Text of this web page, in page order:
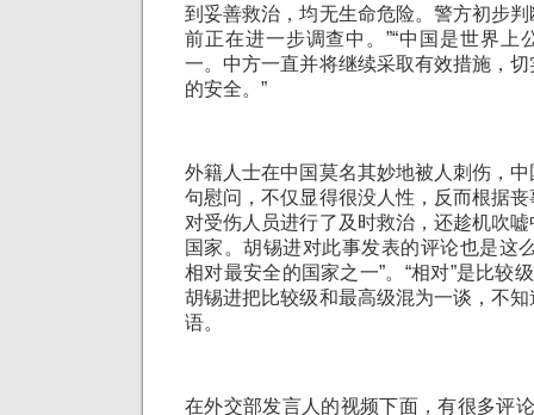
到妥善救治，均无生命危险。警方初步
前正在进一步调查中。”“中国是世界上
一。中方一直并将继续采取有效措施，
的安全。”
外籍人士在中国莫名其妙地被人刺伤，
句慰问，不仅显得很没人性，反而根据
对受伤人员进行了及时救治，还趁机吹
国家。胡锡进对此事发表的评论也是这
相对最安全的国家之一”。“相对”是比较
胡锡进把比较级和最高级混为一谈，不
语。
在外交部发言人的视频下面，有很多评